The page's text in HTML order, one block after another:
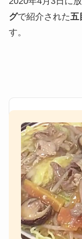
グで紹介された五
す。